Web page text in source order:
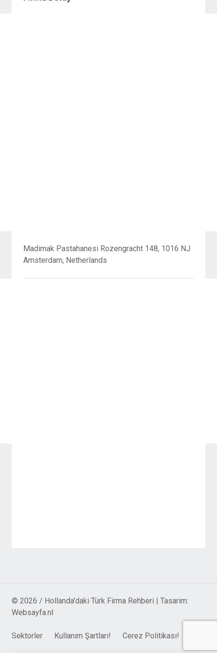
Madimak Pastahanesi Rozengracht 148, 1016 NJ
Amsterdam, Netherlands
© 2026 / Hollanda'daki Türk Firma Rehberi | Tasarim:
Websayfa.nl
Sektorler Kullanım Şartları! Cerez Politikası!